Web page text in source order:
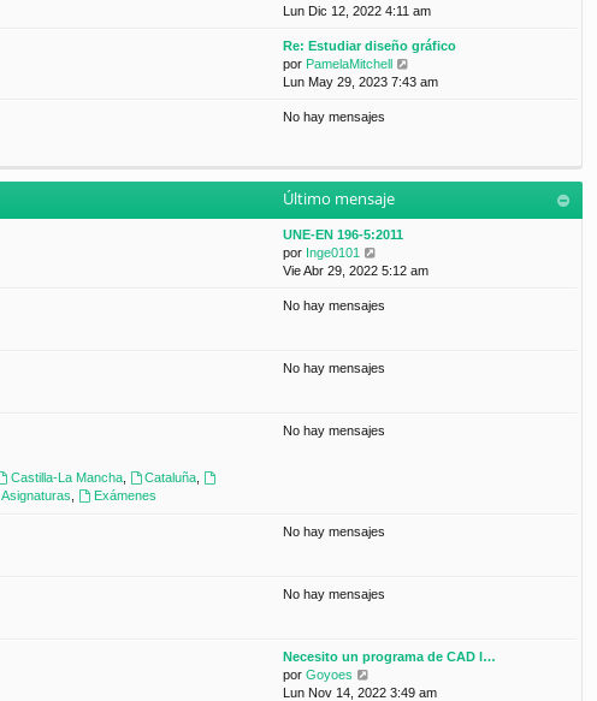
e
s
t
m
o
m
j
e
e
ú
l
t
m
e
s
j
e
Lun Dic 12, 2022 4:11 am
Re: Estudiar diseño gráfico
por PamelaMitchell
e
i
s
Lun May 29, 2023 7:43 am
No hay mensajes
Último mensaje
UNE-EN 196-5:2011
por Inge0101
e
ú
m
e
Vie Abr 29, 2022 5:12 am
No hay mensajes
No hay mensajes
Castilla-La Mancha, Cataluña
Asignaturas Exámenes
No hay mensajes
No hay mensajes
No hay mensajes
Necesito un programa de CAD l…
por Goyoes
e
Lun Nov 14, 2022 3:49 am